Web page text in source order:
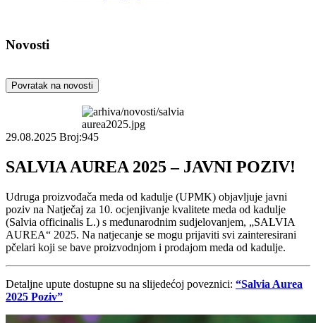
Novosti
Povratak na novosti
29.08.2025 Broj:945
SALVIA AUREA 2025 – JAVNI POZIV!
Udruga proizvođača meda od kadulje (UPMK) objavljuje javni
poziv na Natječaj za 10. ocjenjivanje kvalitete meda od kadulje
(Salvia officinalis L.) s međunarodnim sudjelovanjem, „SALVIA
AUREA“ 2025. Na natjecanje se mogu prijaviti svi zainteresirani
pčelari koji se bave proizvodnjom i prodajom meda od kadulje.
Detaljne upute dostupne su na slijedećoj poveznici: “Salvia Aurea
2025 Poziv”